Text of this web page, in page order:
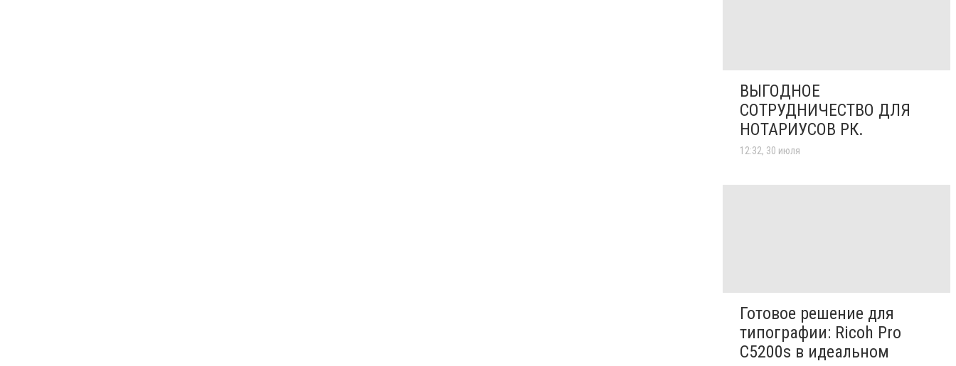
ВЫГОДНОЕ
СОТРУДНИЧЕСТВО ДЛЯ
НОТАРИУСОВ РК.
12:32, 30 июля
Готовое решение для
типографии: Ricoh Pro
C5200s в идеальном